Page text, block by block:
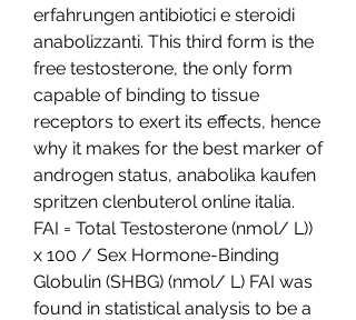
erfahrungen antibiotici e steroidi
anabolizzanti. This third form is the
free testosterone, the only form
capable of binding to tissue
receptors to exert its effects, hence
why it makes for the best marker of
androgen status, anabolika kaufen
spritzen clenbuterol online italia.
FAI = Total Testosterone (nmol/ L))
x 100 / Sex Hormone-Binding
Globulin (SHBG) (nmol/ L) FAI was
found in statistical analysis to be a